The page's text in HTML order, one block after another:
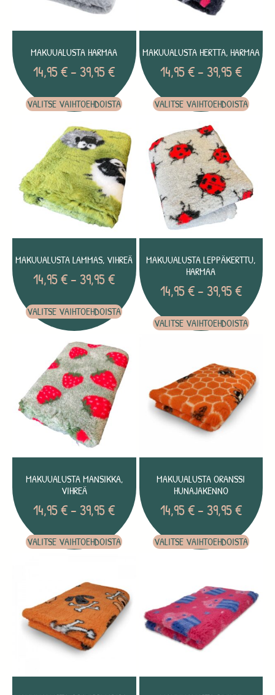
MAKUUALUSTA HARMAA
14,95€– 39,95€
VALITSE VAIHTOEHDOISTA
MAKUUALUSTA HERTTA, HARMAA
14,95€ – 39,95€
VALITSE VAIHTOEHDOISTA
MAKUUALUSTA LAMMAS, VIHREÄ
14,95€– 39,95€
VALITSE VAIHTOEHDOISTA
MAKUUALUSTA LEPPÄKERTTU,
HARMAA
14,95€ – 39,95€
VALITSE VAIHTOEHDOISTA
MAKUUALUSTA MANSIKKA,
VIHREÄ
14,95€– 39,95€
VALITSE VAIHTOEHDOISTA
MAKUUALUSTA ORANSSI
HUNAJAKENNO
14,95€ – 39,95€
VALITSE VAIHTOEHDOISTA